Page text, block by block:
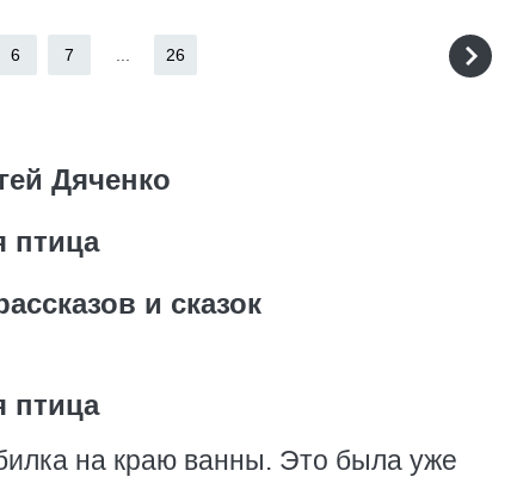
6 7 26
Дяченко
птица
и сказок
птица
на краю ванны. Это была уже